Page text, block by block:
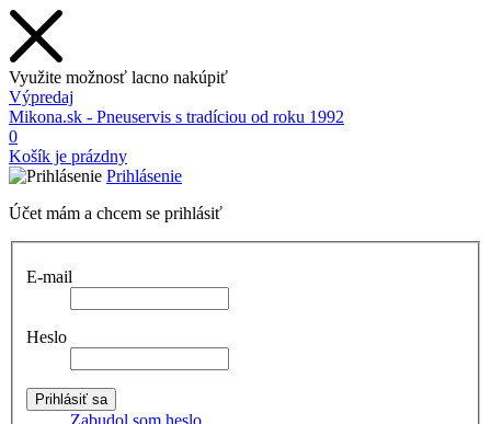
Využite možnosť lacno nakúpiť
Výpredaj
Mikona.sk - Pneuservis s tradíciou od roku 1992
0
Košík je prázdny
Prihlásenie
Účet mám a chcem se prihlásiť
E-mail
Heslo
Zabudol som heslo